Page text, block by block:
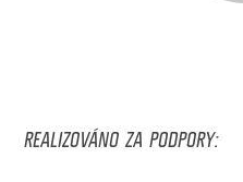
REALIZOVÁNO ZA PODPORY: